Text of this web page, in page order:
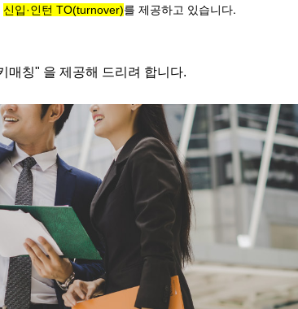
신입·인턴 TO(turnover)를 제공하고 있습니다.
매칭" 을 제공해 드리려 합니다.